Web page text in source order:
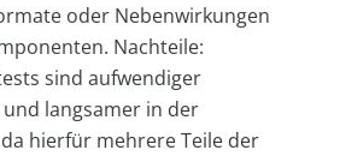
oder Nebenwirkungen
Nachteile:
sind aufwendiger
langsamer in der
hierfür mehrere Teile der